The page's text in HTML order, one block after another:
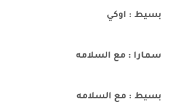
بسيط : اوكي
سمارا : مع السلامه
بسيط : مع السلامه